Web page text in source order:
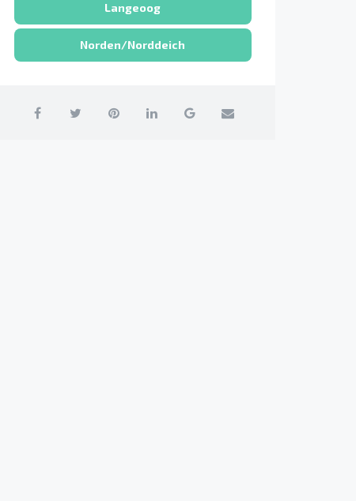
Langeoog
Norden/Norddeich